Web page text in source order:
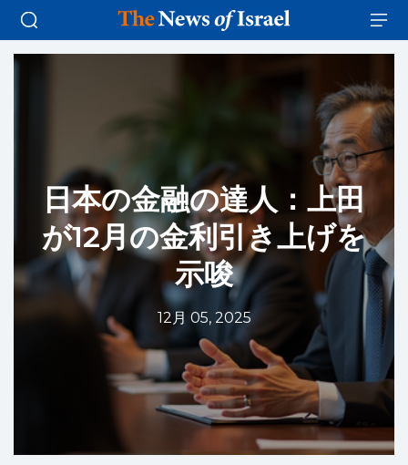
日本の金融の達人：上田
が12月の金利引き上げを
示唆
12月 05, 2025